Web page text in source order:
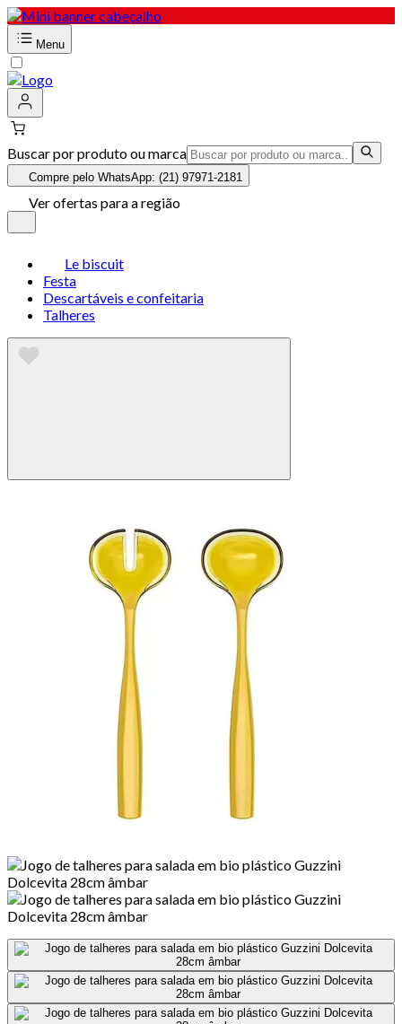
Menu
Buscar por produto ou marca
Compre pelo WhatsApp: (21) 97971-2181
Ver ofertas para a região
Le biscuit
Festa
Descartáveis e confeitaria
Talheres